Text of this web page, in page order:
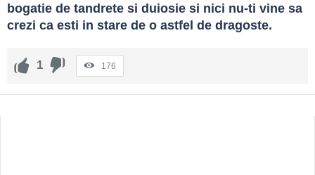
bogatie de tandrete si duiosie si nici nu-ti vine sa
crezi ca esti in stare de o astfel de dragoste.
1 176